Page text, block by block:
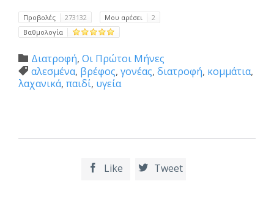
Προβολές 273132 Μου αρέσει
2
Βαθμολογία
 Category
Διατροφή, Οι Πρώτοι Μήνες
 Tags
αλεσμένα, βρέφος, γονέας, διατροφή, κομμάτια,
λαχανικά, παιδί, υγεία
 Like  Tweet